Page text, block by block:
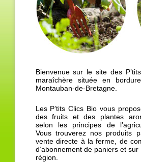
Bienvenue sur le site des
maraîchère située en
Montauban-de-Bretagne.
Les P’tits Clics Bio vous
des fruits et des plantes
selon les principes de
Vous trouverez nos produits
vente directe à la ferme, de
d’abonnement de paniers et
région.